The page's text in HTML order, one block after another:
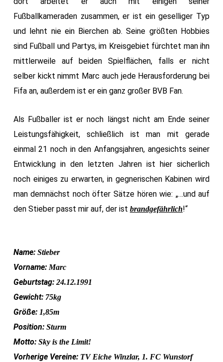
Fußballkameraden zusammen, er ist ein geselliger Typ
und lehnt nie ein Bierchen ab. Seine größten Hobbies
sind Fußball und Partys, im Kreisgebiet fürchtet man ihn
mittlerweile auf beiden Spielflächen, falls er nicht
selber kickt nimmt Marc auch jede Herausforderung bei
Fifa an, außerdem ist er ein ganz großer BVB Fan.
Als Fußballer ist er noch längst nicht am Ende seiner
Leistungsfähigkeit, schließlich ist man mit gerade
einmal 21 noch in den Anfangsjahren, angesichts seiner
Entwicklung in den letzten Jahren ist hier sicherlich
noch einiges zu erwarten, in gegnerischen Kabinen wird
man demnächst noch öfter Sätze hören wie: „…und auf
den Stieber passt mir auf, der ist brandgefährlich!“
Name:Stieber
Vorname:Marc
Geburtstag:24.12.1991
Gewicht:75kg
Größe:1,85m
Position:Sturm
Motto:Sky is the Limit!
Vorherige Vereine:TV Eiche Winzlar, 1. FC Wunstorf